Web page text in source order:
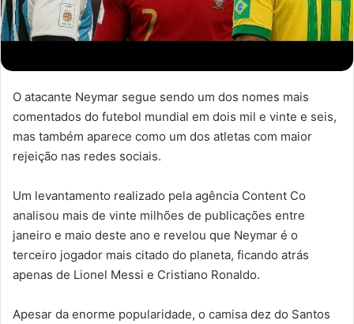
O atacante Neymar segue sendo um dos nomes mais
comentados do futebol mundial em dois mil e vinte e seis,
mas também aparece como um dos atletas com maior
rejeição nas redes sociais.
Um levantamento realizado pela agência Content Co
analisou mais de vinte milhões de publicações entre
janeiro e maio deste ano e revelou que Neymar é o
terceiro jogador mais citado do planeta, ficando atrás
apenas de Lionel Messi e Cristiano Ronaldo.
Apesar da enorme popularidade, o camisa dez do Santos